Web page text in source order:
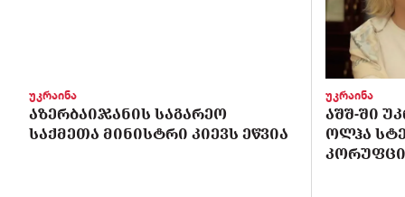
უკრაინა
ᲐᲖᲔᲠᲑᲐᲘᲯᲐᲜᲘᲡ ᲡᲐᲒᲐᲠᲔᲝ
ᲡᲐᲥᲛᲔᲗᲐ ᲛᲘᲜᲘᲡᲢᲠᲘ ᲙᲘᲔᲕᲡ ᲔᲬᲕᲘᲐ
უკრაინა
ᲐᲨᲨ-ᲨᲘ
ᲝᲚᲰᲐ